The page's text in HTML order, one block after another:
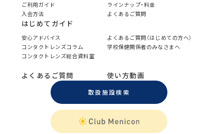
ご利用ガイド
ラインナップ・料金
入会方法
よくあるご質問
はじめてガイド
安心アドバイス
よくあるご質問（はじめての方へ）
コンタクトレンズコラム
学校保健関係者のみなさまへ
コンタクトレンズ総合資料室
よくあるご質問 使い方動画
取扱施設検索